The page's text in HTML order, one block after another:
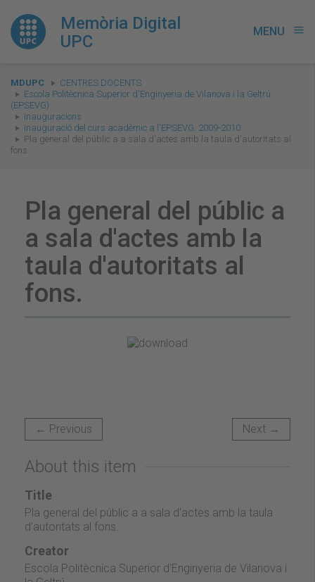
Memòria Digital
UPC
MENU menu
You
are
here:
MDUPC
CENTRES DOCENTS
Escola Politècnica Superior d'Enginyeria de Vilanova i la Geltrú
(EPSEVG)
Inauguracions
Inauguració del curs acadèmic a l'EPSEVG. 2009-2010
Pla general del públic a a sala d'actes amb la taula d'autoritats al
fons.
Pla general del públic a
a sala d'actes amb la
taula d'autoritats al
fons.
← Previous Next →
About this item
Title
Pla general del públic a a sala d'actes amb la taula
d'autoritats al fons.
Creator
Escola Politècnica Superior d'Enginyeria de Vilanova i